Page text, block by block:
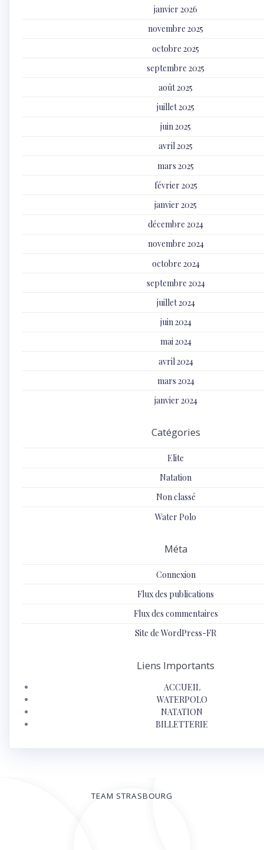
janvier 2026
novembre 2025
octobre 2025
septembre 2025
août 2025
juillet 2025
juin 2025
avril 2025
mars 2025
février 2025
janvier 2025
décembre 2024
novembre 2024
octobre 2024
septembre 2024
juillet 2024
juin 2024
mai 2024
avril 2024
mars 2024
janvier 2024
Catégories
Elite
Natation
Non classé
Water Polo
Méta
Connexion
Flux des publications
Flux des commentaires
Site de WordPress-FR
Liens Importants
ACCUEIL
WATERPOLO
NATATION
BILLETTERIE
TEAM STRASBOURG